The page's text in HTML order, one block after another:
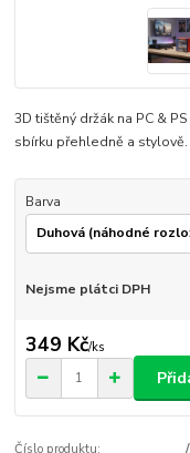
3D tištěný držák na PC &
sbírku přehledně a stylově.
Barva
Nejsme plátci DPH
349 Kč/ks
Číslo produktu: